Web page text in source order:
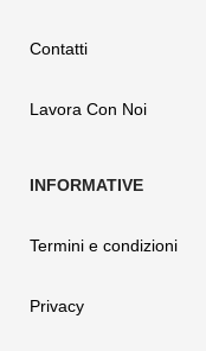
Contatti
Lavora Con Noi
Termini e condizioni
Privacy